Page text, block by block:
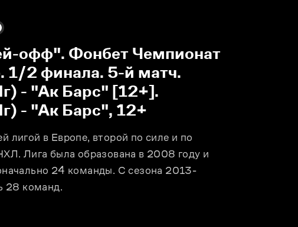
офф". Фонбет Чемпионат
2 финала. 5-й матч.
- "Ак Барс" [12+].
- "Ак Барс", 12+
лигой в Европе, второй по силе и по
Лига была образована в 2008 году и
24 команды. С сезона 2013-
28 команд.